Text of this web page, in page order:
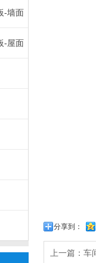
-墙面
-屋面
分享到：
上一篇： 车